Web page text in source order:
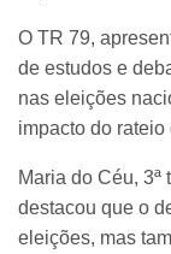
O TR 79,
de estudos e
nas eleições
impacto do
Maria do Céu,
destacou que o
eleições, mas